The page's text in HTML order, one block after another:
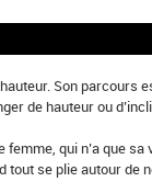
Son parcours
de hauteur ou
qui n’a que
tout se plie autour de